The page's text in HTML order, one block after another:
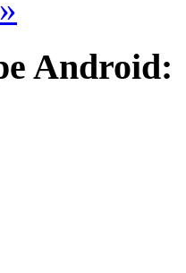
Android: